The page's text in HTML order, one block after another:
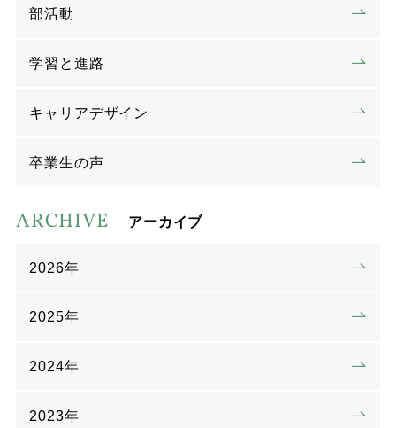
部活動
学習と進路
キャリアデザイン
卒業生の声
ARCHIVE アーカイブ
2026年
2025年
2024年
2023年